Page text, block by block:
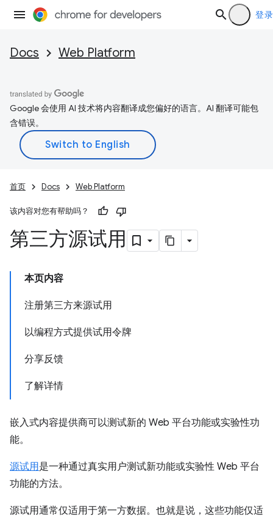
登录
Docs Web Platform
Google 会使用 AI 技术将内容翻译成您偏好的语言。AI 翻译可能包
含错误。
首页 Docs Web Platform
该内容对您有帮助吗？
第三方源试用
本页内容
注册第三方来源试用
以编程方式提供试用令牌
分享反馈
了解详情
嵌入式内容提供商可以测试新的 Web 平台功能或实验性功
能。
源试用是一种通过真实用户测试新功能或实验性 Web 平台
功能的方法。
源试用通常仅适用于第一方数据。也就是说，这些功能仅适